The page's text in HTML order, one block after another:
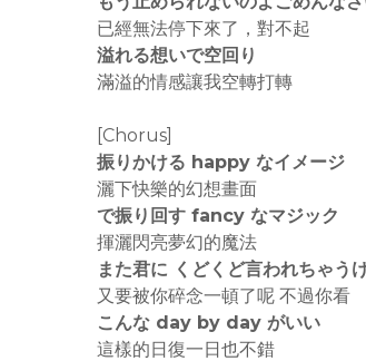
已經無法停下來了，對不起
溢れる想いで空回り
滿溢的情感讓我空轉打轉
[Chorus]
振りかける happy なイメージ
灑下快樂的幻想畫面
で振り回す fancy なマジック
揮灑閃亮夢幻的魔法
また君に くどくど言われちゃう
又要被你碎念一頓了呢 不過你看
こんな day by day がいい
這樣的日復一日也不錯